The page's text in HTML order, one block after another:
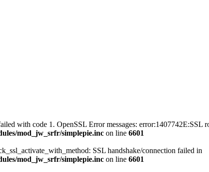
with code 1. OpenSSL Error messages:
mod_jw_srfr/simplepie.inc on line 6601
SSL handshake/connection failed in
mod_jw_srfr/simplepie.inc on line 6601